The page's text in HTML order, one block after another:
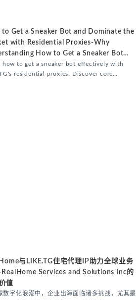
to Get a Sneaker Bot and Dominate the
with Residential Proxies-Why
How to Get a Sneaker Bot
how to get a sneaker bot effectively with
residential proxies. Discover core
与LIKE.TG住宅代理IP助力全球业务
RealHome Services and Solutions Inc的
值
数字化浪潮中，企业出海面临诸多挑战，尤其是